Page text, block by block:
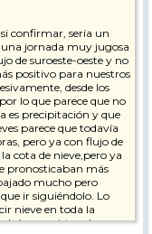
confirmar, sería un
una jornada muy jugosa
de suroeste-oeste y no
positivo para nuestros
desde los
lo que parece que no
es precipitación y que
parece que todavía
pero ya con flujo de
cota de nieve,pero ya
pronosticaban más
mucho pero
ir siguiéndolo. Lo
nieve en toda la
río con vistas claras